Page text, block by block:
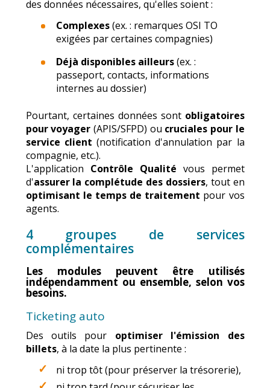
des données nécessaires, qu'elles soient :
Complexes(ex. : remarques OSI TO
exigées par certaines compagnies)
Déjà disponibles ailleurs(ex. :
passeport, contacts, informations
internes au dossier)
Pourtant, certaines données sont obligatoires
pour voyager (APIS/SFPD) ou cruciales pour le
service client (notification d'annulation par la
compagnie, etc.).
L'application Contrôle Qualité vous permet
d'assurer la complétude des dossiers, tout en
optimisant le temps de traitement pour vos
agents.
4 groupes de services
complémentaires
Les modules peuvent être utilisés
indépendamment ou ensemble, selon vos
besoins.
Ticketing auto
Des outils pour optimiser l'émission des
billets, à la date la plus pertinente :
ni trop tôt (pour préserver la trésorerie),